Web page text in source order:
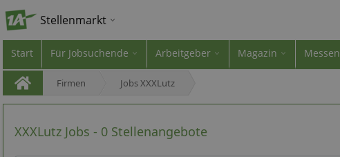
Stellenmarkt
Start Für Jobsuchende Arbeitgeber Magazin Messen
Firmen Jobs XXXLutz
XXXLutz Jobs - 0 Stellenangebote